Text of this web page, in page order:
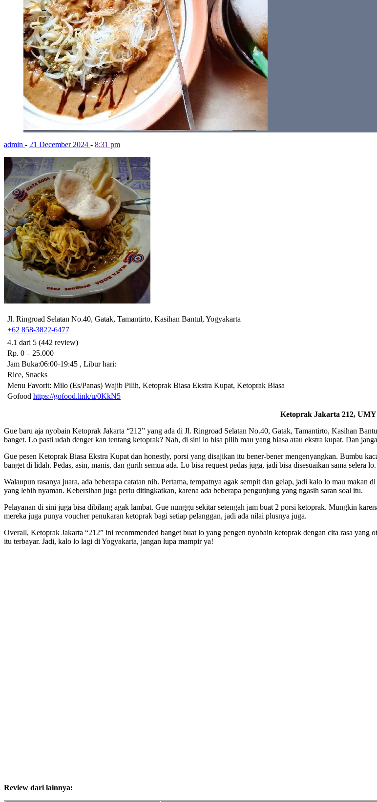
admin - 21 December 2024 - 8:31 pm
Jl. Ringroad Selatan No.40, Gatak, Tamantirto, Kasihan Bantul, Yogyakarta
+62 858-3822-6477
4.1 dari 5 (442 review)
Rp. 0 – 25.000
Jam Buka:06:00-19:45 , Libur hari:
Rice, Snacks
Menu Favorit: Milo (Es/Panas) Wajib Pilih, Ketoprak Biasa Ekstra Kupat, Ketoprak Biasa
Gofood https://gofood.link/u/0KkN5
Ketoprak Jakarta 212, UMY
Gue baru aja nyobain Ketoprak Jakarta “212” yang ada di Jl. Ringroad Selatan No.40, Gatak, Tamantirto, Kasihan
banget. Lo pasti udah denger kan tentang ketoprak? Nah, di sini lo bisa pilih mau yang biasa atau ekstra kupat. Dan
Gue pesen Ketoprak Biasa Ekstra Kupat dan honestly, porsi yang disajikan itu bener-bener mengenyangkan. Bumbu
banget di lidah. Pedas, asin, manis, dan gurih semua ada. Lo bisa request pedas juga, jadi bisa disesuaikan sama selera lo.
Walaupun rasanya juara, ada beberapa catatan nih. Pertama, tempatnya agak sempit dan gelap, jadi kalo lo mau
yang lebih nyaman. Kebersihan juga perlu ditingkatkan, karena ada beberapa pengunjung yang ngasih saran soal itu.
Pelayanan di sini juga bisa dibilang agak lambat. Gue nunggu sekitar setengah jam buat 2 porsi ketoprak. Mungkin
mereka juga punya voucher penukaran ketoprak bagi setiap pelanggan, jadi ada nilai plusnya juga.
Overall, Ketoprak Jakarta “212” ini recommended banget buat lo yang pengen nyobain ketoprak dengan cita rasa
itu terbayar. Jadi, kalo lo lagi di Yogyakarta, jangan lupa mampir ya!
Review dari lainnya: